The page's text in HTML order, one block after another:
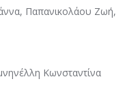
Παπανικολάου Ζωή,
Κωνσταντίνα